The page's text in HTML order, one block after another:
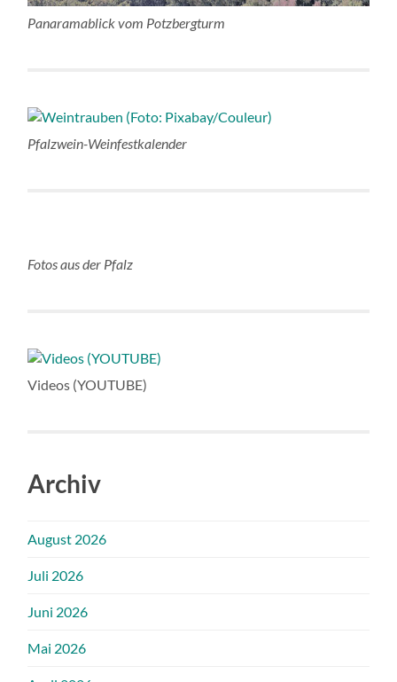
Panaramablick vom Potzbergturm
Pfalzwein-Weinfestkalender
Fotos aus der Pfalz
Videos (YOUTUBE)
Archiv
August 2026
Juli 2026
Juni 2026
Mai 2026